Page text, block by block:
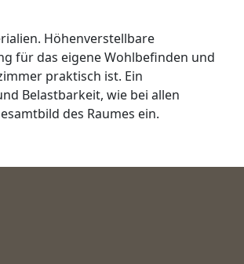
Höhenverstellbare
für das eigene Wohlbefinden und
praktisch ist. Ein
Belastbarkeit, wie bei allen
des Raumes ein.